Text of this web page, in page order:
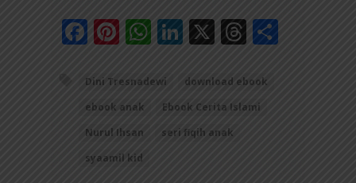
Facebook
Pinterest
WhatsApp
LinkedIn
X Threads
Dini Tresnadewi
download ebook
ebook anak
Ebook Cerita Islami
Nurul Ihsan
seri fiqih anak
syaamil kid